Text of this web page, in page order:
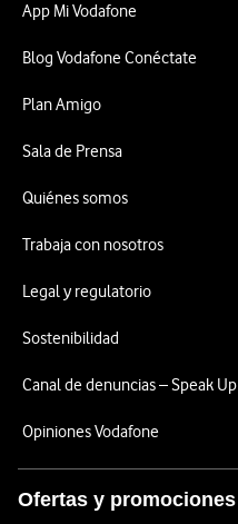
App Mi Vodafone
Blog Vodafone Conéctate
Plan Amigo
Sala de Prensa
Quiénes somos
Trabaja con nosotros
Legal y regulatorio
Sostenibilidad
Canal de denuncias – Speak Up
Opiniones Vodafone
Ofertas y promociones